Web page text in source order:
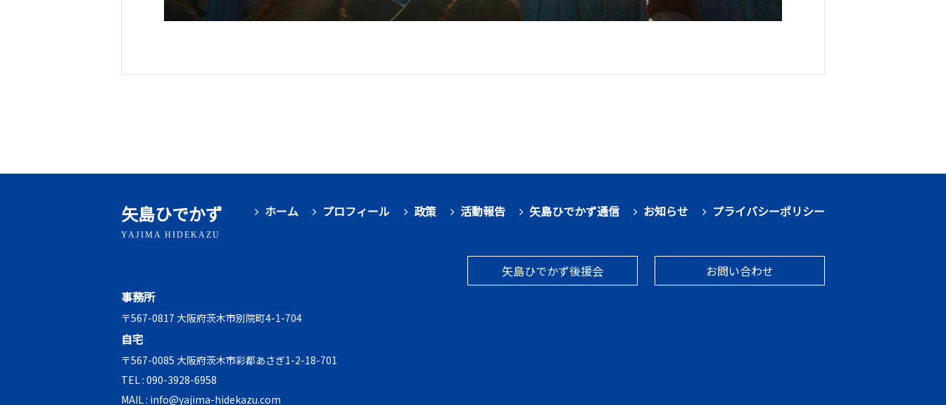
矢島ひでかず
YAJIMA HIDEKAZU
ホーム プロフィール 政策 活動報告 矢島ひでかず通信 お知らせ プライバシーポリシー
矢島ひでかず後援会
お問い合わせ
事務所
〒567-0817 大阪府茨木市別院町4-1-704
自宅
〒567-0085 大阪府茨木市彩都あさぎ1-2-18-701
TEL : 090-3928-6958
MAIL : info@yajima-hidekazu.com